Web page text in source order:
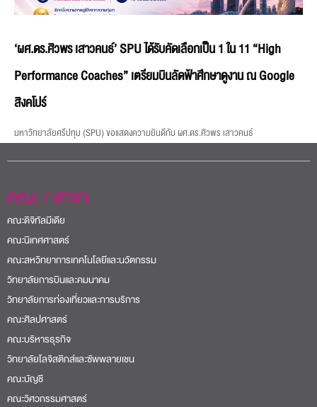
‘ผศ.ดร.ศิวพร เสาวคนธ์’ SPU ได้รับคัดเลือกเป็น 1 ใน 11 “High
Performance Coaches” เตรียมบินลัดฟ้าศึกษาดูงาน ณ Google
สิงคโปร์
มหาวิทยาลัยศรีปทุม (SPU) ขอแสดงความยินดีกับ ผศ.ดร.ศิวพร เสาวคนธ์
คณะ / สาขา
คณะดิจิทัลมีเดีย
คณะนิเทศศาสตร์
คณะสหวิทยาการเทคโนโลยีและนวัตกรรม
วิทยาลัยการบินและคมนาคม
วิทยาลัยการท่องเที่ยวและการบริการ
คณะศิลปศาสตร์
คณะบริหารธุรกิจ
วิทยาลัยโลจิสติกส์และซัพพลายเชน
คณะบัญชี
คณะวิศวกรรมศาสตร์